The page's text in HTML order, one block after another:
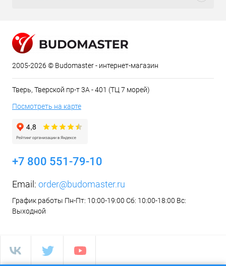
2005-2026 © Budomaster - интернет-магазин
Тверь, Тверской пр-т 3А - 401 (ТЦ 7 морей)
Посмотреть на карте
+7 800 551-79-10
Email: order@budomaster.ru
График работы Пн-Пт: 10:00-19:00 Сб: 10:00-18:00 Вс:
Выходной